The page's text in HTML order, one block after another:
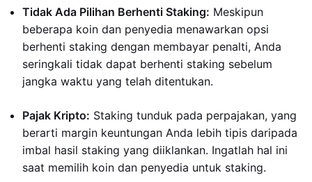
Tidak Ada Pilihan Berhenti Staking: Meskipun
beberapa koin dan penyedia menawarkan opsi
berhenti staking dengan membayar penalti, Anda
seringkali tidak dapat berhenti staking sebelum
jangka waktu yang telah ditentukan.
Pajak Kripto: Staking tunduk pada perpajakan, yang
berarti margin keuntungan Anda lebih tipis daripada
imbal hasil staking yang diiklankan. Ingatlah hal ini
saat memilih koin dan penyedia untuk staking.